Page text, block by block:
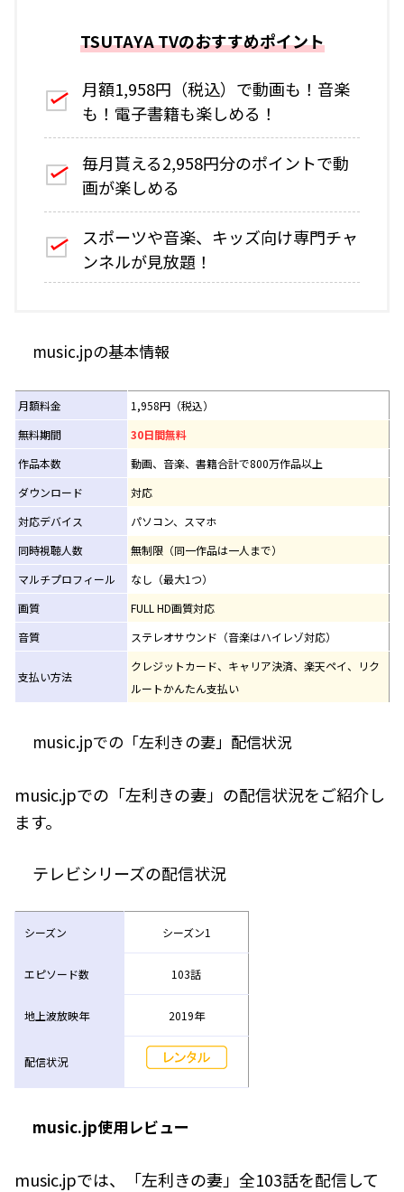
TSUTAYA TVのおすすめポイント
月額1,958円（税込）で動画も！音楽
も！電子書籍も楽しめる！
毎月貰える2,958円分のポイントで動
画が楽しめる
スポーツや音楽、キッズ向け専門チャ
ンネルが見放題！
music.jpの基本情報
月額料金
1,958円（税込）
無料期間
30日間無料
作品本数
動画、音楽、書籍合計で800万作品以上
ダウンロード
対応
対応デバイス
パソコン、スマホ
同時視聴人数
無制限（同一作品は一人まで）
マルチプロフィール
なし（最大1つ）
画質
FULL HD画質対応
音質
ステレオサウンド（音楽はハイレゾ対応）
支払い方法
クレジットカード、キャリア決済、楽天ペイ、リク
ルートかんたん支払い
music.jpでの「左利きの妻」配信状況
music.jpでの「左利きの妻」の配信状況をご紹介し
ます。
テレビシリーズの配信状況
シーズン シーズン1
エピソード数 103話
地上波放映年 2019年
配信状況
music.jp使用レビュー
music.jpでは、「左利きの妻」全103話を配信して